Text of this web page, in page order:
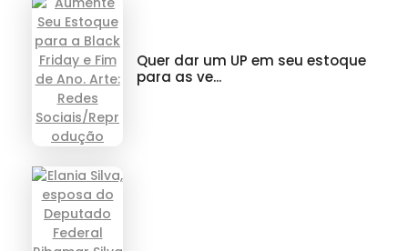
Quer dar um UP em seu estoque
para as ve...